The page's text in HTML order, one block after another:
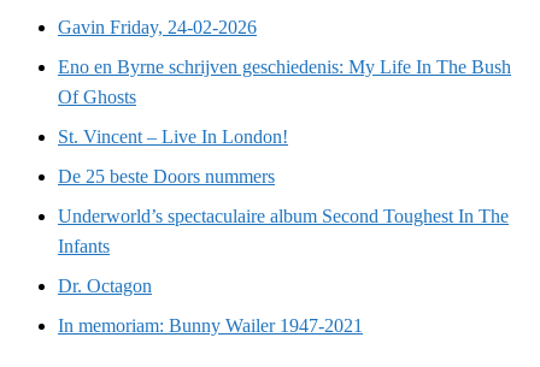
Gavin Friday, 24-02-2026
Eno en Byrne schrijven geschiedenis: My Life In The Bush
Of Ghosts
St. Vincent – Live In London!
De 25 beste Doors nummers
Underworld’s spectaculaire album Second Toughest In The
Infants
Dr. Octagon
In memoriam: Bunny Wailer 1947-2021